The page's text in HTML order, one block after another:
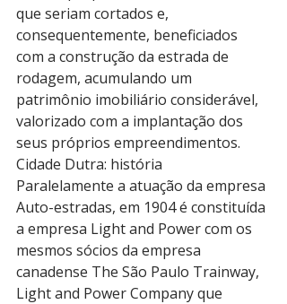
que seriam cortados e,
consequentemente, beneficiados
com a construção da estrada de
rodagem, acumulando um
patrimônio imobiliário considerável,
valorizado com a implantação dos
seus próprios empreendimentos.
Cidade Dutra: história
Paralelamente a atuação da empresa
Auto-estradas, em 1904 é constituída
a empresa Light and Power com os
mesmos sócios da empresa
canadense The São Paulo Trainway,
Light and Power Company que